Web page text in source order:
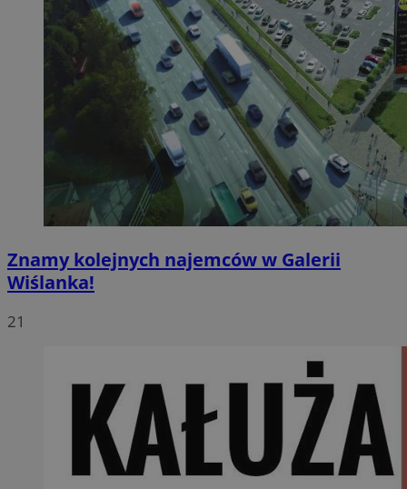
Znamy kolejnych najemców w Galerii
Wiślanka!
21